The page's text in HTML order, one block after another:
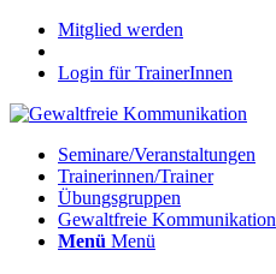
Mitglied werden
Login für TrainerInnen
Seminare/Veranstaltungen
Trainerinnen/Trainer
Übungsgruppen
Gewaltfreie Kommunikation
Menü Menü